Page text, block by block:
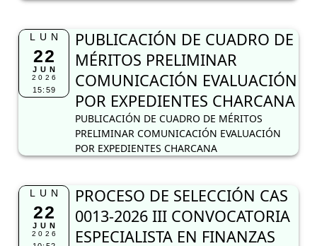
LUN
22
JUN
2026
15:59
PUBLICACIÓN DE CUADRO DE
MÉRITOS PRELIMINAR
COMUNICACIÓN EVALUACIÓN
POR EXPEDIENTES CHARCANA
PUBLICACIÓN DE CUADRO DE MÉRITOS
PRELIMINAR COMUNICACIÓN EVALUACIÓN
POR EXPEDIENTES CHARCANA
LUN
22
JUN
2026
PROCESO DE SELECCIÓN CAS
0013-2026 III CONVOCATORIA
ESPECIALISTA EN FINANZAS